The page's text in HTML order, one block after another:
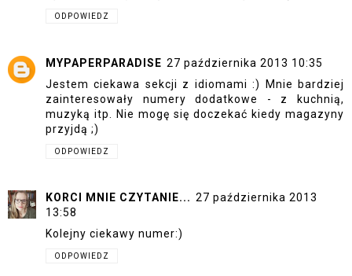
ODPOWIEDZ
MYPAPERPARADISE 27 października 2013 10:35
Jestem ciekawa sekcji z idiomami :) Mnie bardziej
zainteresowały numery dodatkowe - z kuchnią,
muzyką itp. Nie mogę się doczekać kiedy magazyny
przyjdą ;)
ODPOWIEDZ
KORCI MNIE CZYTANIE... 27 października 2013
13:58
Kolejny ciekawy numer:)
ODPOWIEDZ